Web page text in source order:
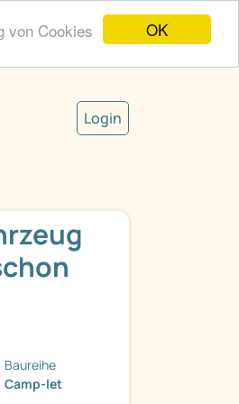
OK
von Cookies
Login
Baureihe
Camp-let